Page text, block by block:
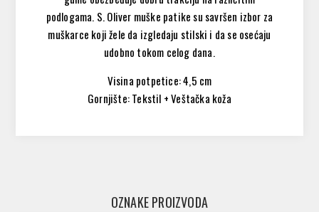
podlogama. S. Oliver muške patike su savršen izbor za
muškarce koji žele da izgledaju stilski i da se osećaju
udobno tokom celog dana.
Visina potpetice: 4,5 cm
Gornjište: Tekstil + Veštačka koža
OZNAKE PROIZVODA